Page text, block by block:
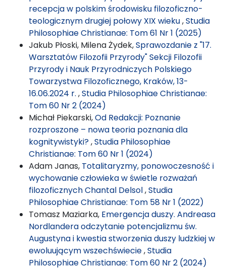
recepcja w polskim środowisku filozoficzno-
teologicznym drugiej połowy XIX wieku,Studia
Philosophiae Christianae: Tom 61 Nr 1 (2025)
Jakub Płoski, Milena Żydek,Sprawozdanie z "17.
Warsztatów Filozofii Przyrody" Sekcji Filozofii
Przyrody i Nauk Przyrodniczych Polskiego
Towarzystwa Filozoficznego, Kraków, 13-
16.06.2024 r. ,Studia Philosophiae Christianae:
Tom 60 Nr 2 (2024)
Michał Piekarski,Od Redakcji: Poznanie
rozproszone – nowa teoria poznania dla
kognitywistyki?,Studia Philosophiae
Christianae: Tom 60 Nr 1 (2024)
Adam Janas, Totalitaryzmy, ponowoczesność i
wychowanie człowieka w świetle rozważań
filozoficznych Chantal Delsol,Studia
Philosophiae Christianae: Tom 58 Nr 1 (2022)
Tomasz Maziarka, Emergencja duszy. Andreasa
Nordlandera odczytanie potencjalizmu św.
Augustyna i kwestia stworzenia duszy ludzkiej w
ewoluującym wszechświecie,Studia
Philosophiae Christianae: Tom 60 Nr 2 (2024)